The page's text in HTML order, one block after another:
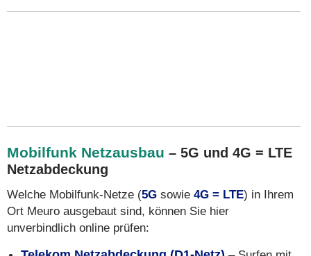
Mobilfunk Netzausbau – 5G und 4G = LTE
Netzabdeckung
Welche Mobilfunk-Netze (5G sowie 4G = LTE) in Ihrem
Ort Meuro ausgebaut sind, können Sie hier
unverbindlich online prüfen: